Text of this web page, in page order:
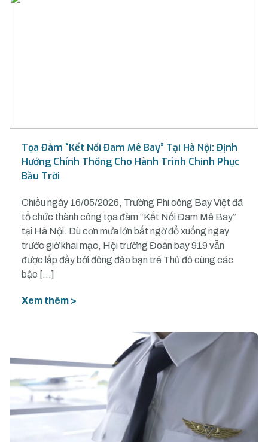
Tọa Đàm “Kết Nối Đam Mê Bay” Tại Hà Nội: Định
Hướng Chính Thống Cho Hành Trình Chinh Phục
Bầu Trời
Chiều ngày 16/05/2026, Trường Phi công Bay Việt đã
tổ chức thành công tọa đàm “Kết Nối Đam Mê Bay”
tại Hà Nội. Dù cơn mưa lớn bất ngờ đổ xuống ngay
trước giờ khai mạc, Hội trường Đoàn bay 919 vẫn
được lấp đầy bởi đông đảo bạn trẻ Thủ đô cùng các
bậc […]
Xem thêm >